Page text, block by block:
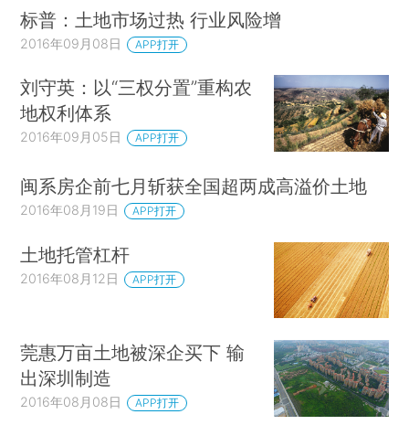
标普：土地市场过热 行业风险增
2016年09月08日 APP打开
刘守英：以“三权分置”重构农
地权利体系
2016年09月05日 APP打开
闽系房企前七月斩获全国超两成高溢价土地
2016年08月19日 APP打开
土地托管杠杆
2016年08月12日 APP打开
莞惠万亩土地被深企买下 输
出深圳制造
2016年08月08日 APP打开